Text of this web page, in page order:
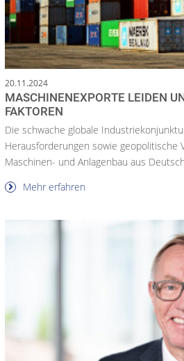
20.11.2024
MASCHINENEXPORTE LEIDEN
FAKTOREN
Die schwache globale
Herausforderungen sowie geopolitische
Maschinen- und Anlagenbau aus
Mehr erfahren